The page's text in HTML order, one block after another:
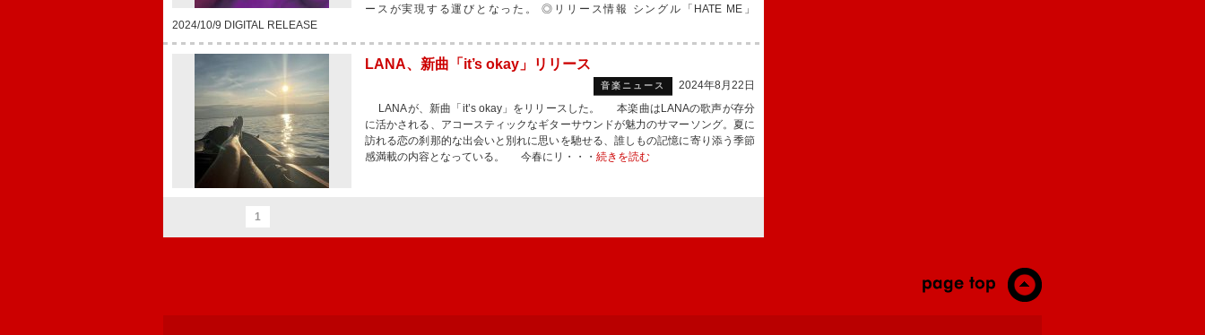
ースが実現する運びとなった。 ◎リリース情報 シングル「HATE ME」
2024/10/9 DIGITAL RELEASE
LANA、新曲「it’s okay」リリース
音楽ニュース
2024年8月22日
LANAが、新曲「it’s okay」をリリースした。 本楽曲はLANAの歌声が存分
に活かされる、アコースティックなギターサウンドが魅力のサマーソング。夏に
訪れる恋の刹那的な出会いと別れに思いを馳せる、誰しもの記憶に寄り添う季節
感満載の内容となっている。 今春にリ・・・ 続きを読む
1